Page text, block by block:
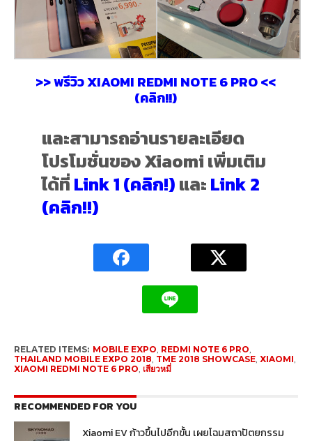
>> พรีวิว XIAOMI REDMI NOTE 6 PRO <<
(คลิก!!)
และสามารถอ่านรายละเอียด
โปรโมชั่นของ Xiaomi เพิ่มเติม
ได้ที่Link 1 (คลิก!)และLink 2
(คลิก!!)
RELATED ITEMS: MOBILE EXPO REDMI NOTE 6 PRO
THAILAND MOBILE EXPO 2018 TME 2018 SHOWCASE, XIAOMI
XIAOMI REDMI NOTE 6 PRO เสียวหมี่
RECOMMENDED FOR YOU
Xiaomi EV ก้าวขึ้นไปอีกขั้น เผยโฉมสถาปัตยกรรม